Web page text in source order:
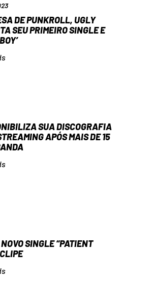
DE PUNKROLL, UGLY
SEU PRIMEIRO SINGLE E
SUA DISCOGRAFIA
APÓS MAIS DE 15
SINGLE “PATIENT